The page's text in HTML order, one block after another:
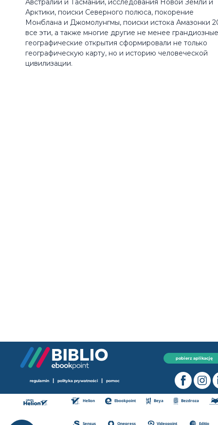
Австралии и Тасмании, исследования Новой Земли и
Арктики, поиски Северного полюса, покорение
Монблана и Джомолунгмы, поиски истока Амазонки
все эти, а также многие другие не менее грандиозные
географические открытия сформировали не только
географическую карту, но и историю человеческой
цивилизации.
pobierz aplikację
regulamin | polityka prywatności | pomoc
Helion Ebookpoint Beya Bezdroza
Sensus Onepress Videopoint Editio